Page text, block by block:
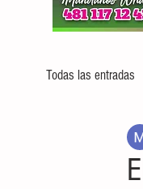
Todas las entradas